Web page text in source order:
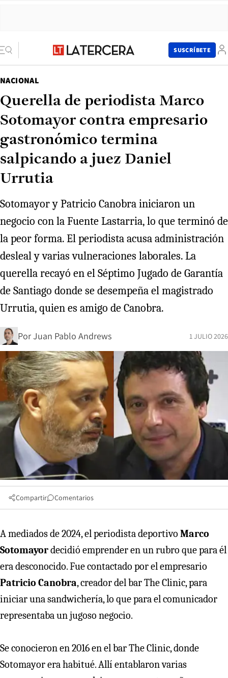
SUSCRÍBETE
NACIONAL
Querella de periodista Marco
Sotomayor contra empresario
gastronómico termina
salpicando a juez Daniel
Urrutia
Sotomayor y Patricio Canobra iniciaron un
negocio con la Fuente Lastarria, lo que terminó de
la peor forma. El periodista acusa administración
desleal y varias vulneraciones laborales. La
querella recayó en el Séptimo Jugado de Garantía
de Santiago donde se desempeña el magistrado
Urrutia, quien es amigo de Canobra.
PorJuan Pablo Andrews 1 JULIO 2026
Compartir Comentarios
A mediados de 2024, el periodista deportivo Marco
Sotomayordecidió emprender en un rubro que para él
era desconocido. Fue contactado por el empresario
Patricio Canobra, creador del bar The Clinic, para
iniciar una sandwichería, lo que para el comunicador
representaba un jugoso negocio.
Se conocieron en 2016 en el bar The Clinic, donde
Sotomayor era habitué. Allí entablaron varias